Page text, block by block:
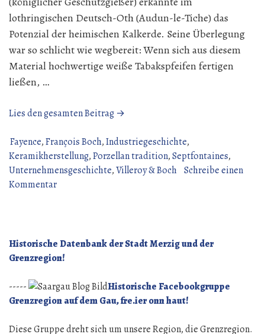
lothringischen Deutsch-Oth (Audun-le-Tiche) das
Potenzial der heimischen Kalkerde. Seine Überlegung
war so schlicht wie wegbereit: Wenn sich aus diesem
Material hochwertige weiße Tabakspfeifen fertigen
ließen, …
Lies den gesamten Beitrag →
von
Villeroy
&
Kalkerde
Fayence,François Boch,Industriegeschichte,
Keramikherstellung,Porzellan tradition,Septfontaines,
Unternehmensgeschichte,Villeroy & Boch Schreibe einen
Kommentarzu
Villeroy
&
Von
der
Kalkerde
Historische Datenbank der Stadt Merzig und der
Grenzregion!
-----
Historische Facebookgruppe
Grenzregion auf dem Gau, fre.ier onn haut!
Diese Gruppe dreht sich um unsere Region, die Grenzregion.